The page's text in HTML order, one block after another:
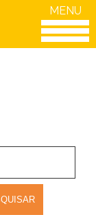
MENU